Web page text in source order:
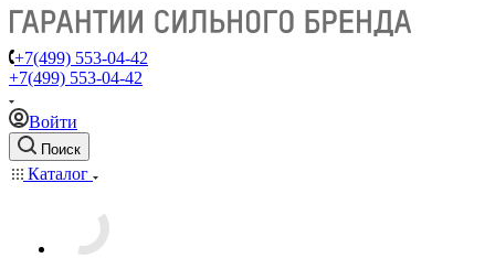
+7(499) 553-04-42
+7(499) 553-04-42
Войти
Поиск
Каталог